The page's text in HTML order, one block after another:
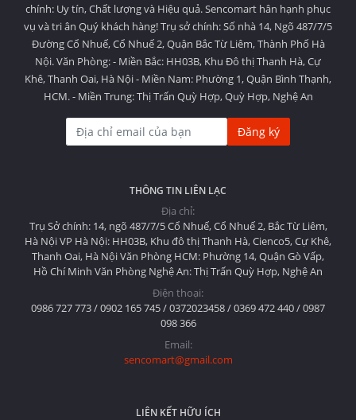
chính: Uy tín, Chất lượng và Hiệu quả. Sencomart hân hạnh phục
vụ và tri ân Quý khách hàng! Trụ sở chính: Số nhà 14, Ngõ 487/7/5
Đường Cổ Nhuế, Cổ Nhuế 2, Quận Bắc Từ Liêm, Thành Phố Hà
Nội. Văn Phòng: - Miền Bắc: HH03B, Khu Đô thị Thanh Hà, Cự
Khê, Thanh Oai, Hà Nội - Miền Nam: Phường 1, Quận Bình Thạnh,
HCM. - Miền Trung: Thị Trấn Quỳ Hợp, Quỳ Hợp, Nghệ An
Đăng ký
THÔNG TIN LIÊN LẠC
Địa chỉ:
Trụ Sở chính: 14, ngõ 487/7/5 Cổ Nhuế, Cổ Nhuế 2, Bắc Từ Liêm,
Hà Nội VP Hà Nội: HH03B, Khu đô thị Thanh Hà, Cienco5, Cự Khê,
Thanh Oai, Hà Nội Văn Phòng HCM: Phường 14, Quận Gò Vấp,
Hồ Chí Minh Văn Phòng Nghệ An: Thị Trấn Quỳ Hợp, Nghệ An
Điện thoại:
0986 727 773 / 0902 165 745 / 0372023458 / 0369 472 440 / 0987
098 366
Email:
sencomart@gmail.com
LIÊN KẾT HỮU ÍCH